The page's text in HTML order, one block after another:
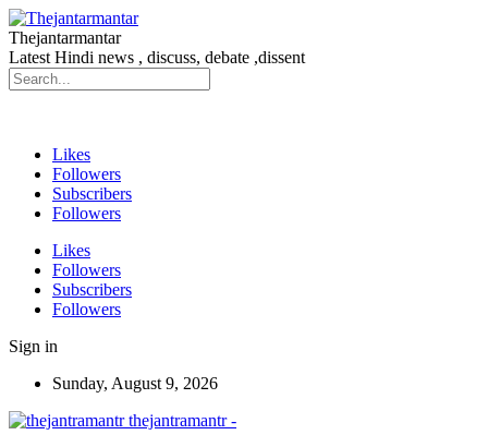
Thejantarmantar
Latest Hindi news , discuss, debate ,dissent
Likes
Followers
Subscribers
Followers
Likes
Followers
Subscribers
Followers
Sign in
Sunday, August 9, 2026
thejantramantr -